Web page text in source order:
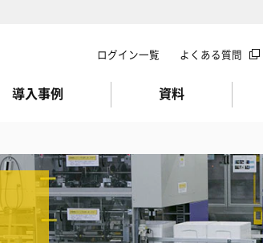
ログイン一覧 よくある質問
導入事例 資料